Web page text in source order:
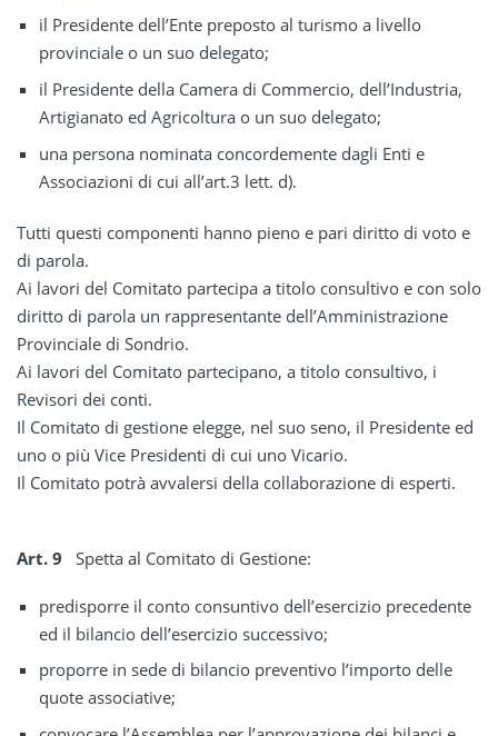
il Presidente dell’Ente preposto al turismo a livello
provinciale o un suo delegato;
il Presidente della Camera di Commercio, dell’Industria,
Artigianato ed Agricoltura o un suo delegato;
una persona nominata concordemente dagli Enti e
Associazioni di cui all’art.3 lett. d).
Tutti questi componenti hanno pieno e pari diritto di voto e
di parola.
Ai lavori del Comitato partecipa a titolo consultivo e con solo
diritto di parola un rappresentante dell’Amministrazione
Provinciale di Sondrio.
Ai lavori del Comitato partecipano, a titolo consultivo, i
Revisori dei conti.
Il Comitato di gestione elegge, nel suo seno, il Presidente ed
uno o più Vice Presidenti di cui uno Vicario.
Il Comitato potrà avvalersi della collaborazione di esperti.
Art. 9 Spetta al Comitato di Gestione:
predisporre il conto consuntivo dell’esercizio precedente
ed il bilancio dell’esercizio successivo;
proporre in sede di bilancio preventivo l’importo delle
quote associative;